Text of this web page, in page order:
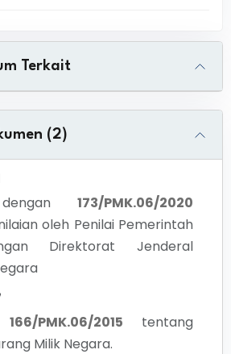
Terkait
(2)
173/PMK.06/2020
oleh Penilai Pemerintah
Direktorat Jenderal
166/PMK.06/2015
tentang
Milik Negara.